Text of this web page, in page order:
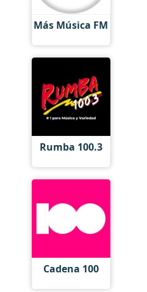
Más Música FM
Rumba 100.3
Cadena 100